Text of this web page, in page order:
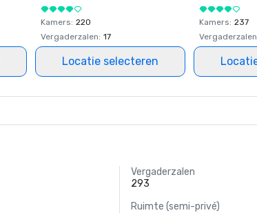
Kamers: 220
Vergaderzalen: 17
Locatie selecteren
Kamers: 237
Vergaderzalen
Vergaderzalen
293
Ruimte (semi-privé)